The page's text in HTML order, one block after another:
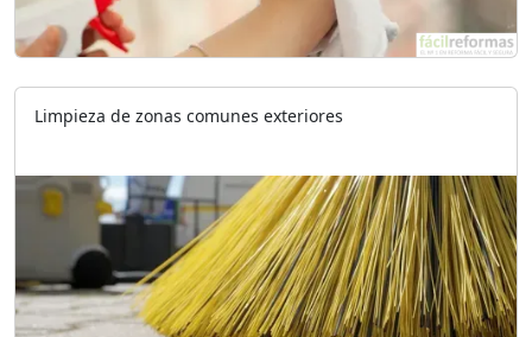
Limpieza de zonas comunes exteriores